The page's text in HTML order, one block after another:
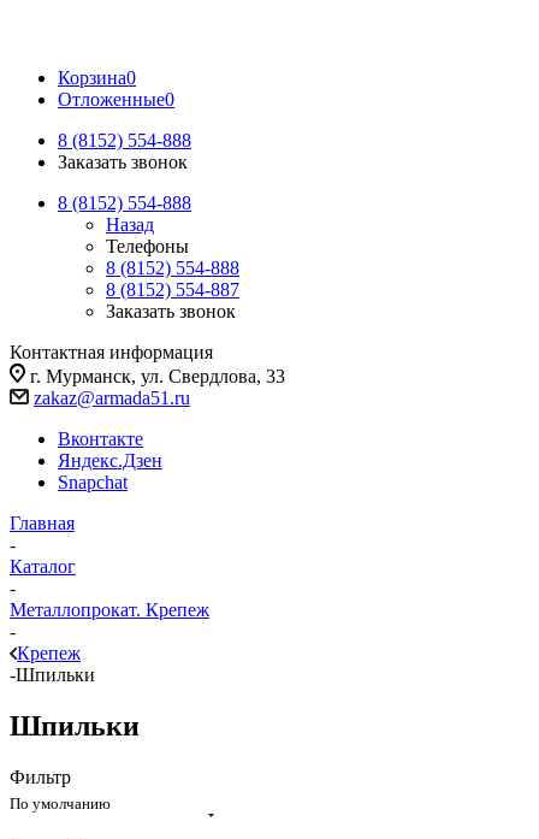
Корзина0
Отложенные0
8 (8152) 554-888
Заказать звонок
8 (8152) 554-888
Назад
Телефоны
8 (8152) 554-888
8 (8152) 554-887
Заказать звонок
Контактная информация
г. Мурманск, ул. Свердлова, 33
zakaz@armada51.ru
Вконтакте
Яндекс.Дзен
Snapchat
Главная
-
Каталог
-
Металлопрокат. Крепеж
-
Крепеж
-Шпильки
Шпильки
Фильтр
По умолчанию